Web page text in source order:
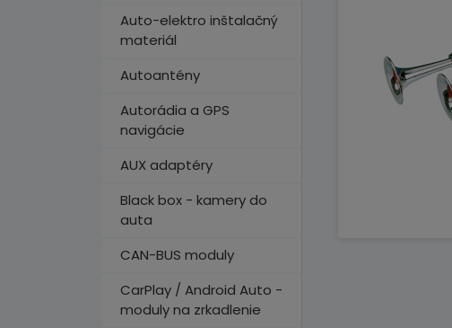
Auto-elektro inštalačný
materiál
Autoantény
Autorádia a GPS
navigácie
AUX adaptéry
Black box - kamery do
auta
CAN-BUS moduly
CarPlay / Android Auto -
moduly na zrkadlenie